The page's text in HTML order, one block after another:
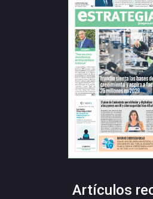
Artículos